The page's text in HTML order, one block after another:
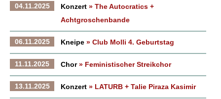
04.11.2025 Konzert » The Autocratics +
Achtgroschenbande
06.11.2025 Kneipe » Club Molli 4. Geburtstag
11.11.2025 Chor» Feministischer Streikchor
13.11.2025 Konzert » LATURB + Talie Piraza Kasimir